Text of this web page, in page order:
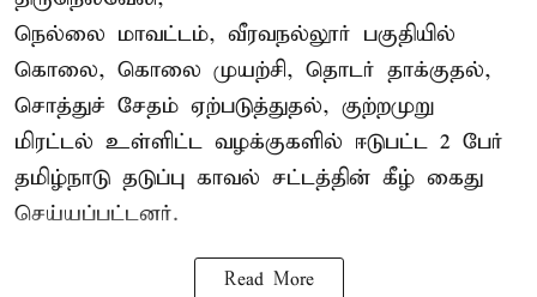
நெல்லை மாவட்டம், வீரவநல்லூர் பகுதியில்
கொலை, கொலை முயற்சி, தொடர் தாக்குதல்,
சொத்துச் சேதம் ஏற்படுத்துதல், குற்றமுறு
மிரட்டல் உள்ளிட்ட வழக்குகளில் ஈடுபட்ட 2 பேர்
தமிழ்நாடு தடுப்பு காவல் சட்டத்தின் கீழ் கைது
செய்யப்பட்டனர்.
Read More